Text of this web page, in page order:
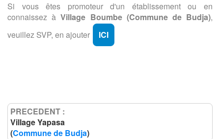
Si vous êtes promoteur d'un établissement ou en
connaissez àVillage Boumbe (Commune de Budja),
veuillez SVP, en ajouter
ICI
PRECEDENT :
Village Yapasa
(Commune de Budja)